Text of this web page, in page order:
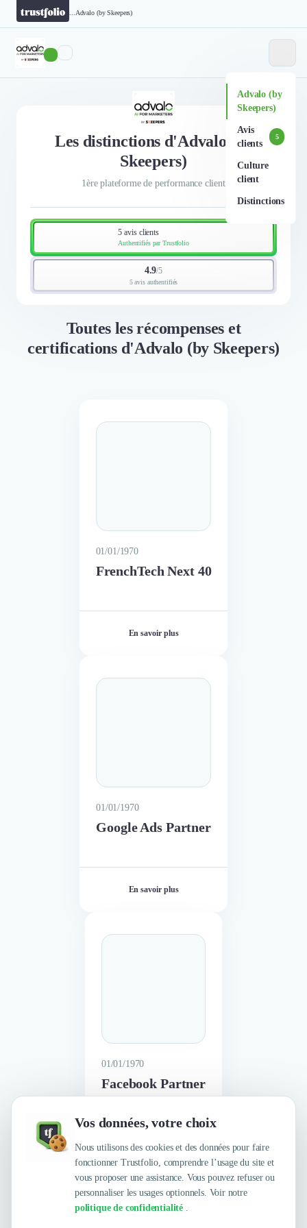
Vos données, votre choix
Nous utilisons des cookies et des données pour faire
fonctionner Trustfolio, comprendre l’usage du site et
vous proposer une assistance. Vous pouvez refuser ou
personnaliser les usages optionnels. Voir notre
politique de confidentialité .
Advalo (by Skeepers)
Advalo (by
Skeepers)
Avis
clients
5
Culture
client
Distinctions
Les distinctions d'Advalo (by
Skeepers)
1ère plateforme de performance client
5 avis clients
Authentifiés par Trustfolio
4.9/5
5 avis authentifiés
Toutes les récompenses et
certifications d'Advalo (by Skeepers)
01/01/1970
FrenchTech Next 40
En savoir plus
01/01/1970
Google Ads Partner
En savoir plus
01/01/1970
Facebook Partner
En savoir plus